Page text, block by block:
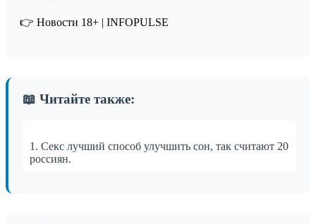
👉 Новости 18+ | INFOPULSE
📖 Читайте также:
1. Секс лучший способ улучшить сон, так считают 20
россиян.